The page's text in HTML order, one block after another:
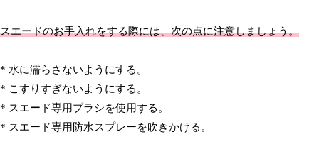
スエードのお手入れをする際には、次の点に注意しましょう。
* 水に濡らさないようにする。
* こすりすぎないようにする。
* スエード専用ブラシを使用する。
* スエード専用防水スプレーを吹きかける。